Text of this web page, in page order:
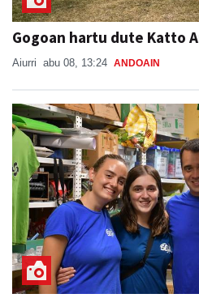
Gogoan hartu dute Katto
Aiurri abu 08, 13:24 ANDOAIN